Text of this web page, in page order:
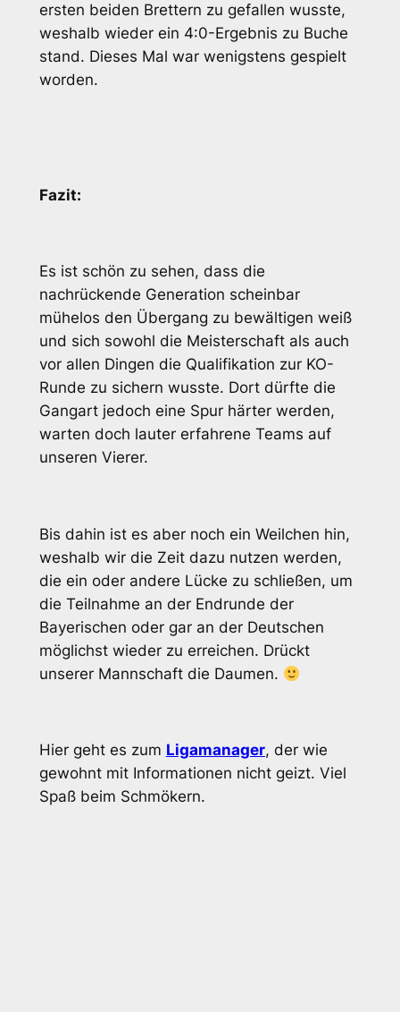
ersten beiden Brettern zu gefallen wusste,
weshalb wieder ein 4:0-Ergebnis zu Buche
stand. Dieses Mal war wenigstens gespielt
worden.
Fazit:
Es ist schön zu sehen, dass die
nachrückende Generation scheinbar
mühelos den Übergang zu bewältigen weiß
und sich sowohl die Meisterschaft als auch
vor allen Dingen die Qualifikation zur KO-
Runde zu sichern wusste. Dort dürfte die
Gangart jedoch eine Spur härter werden,
warten doch lauter erfahrene Teams auf
unseren Vierer.
Bis dahin ist es aber noch ein Weilchen hin,
weshalb wir die Zeit dazu nutzen werden,
die ein oder andere Lücke zu schließen, um
die Teilnahme an der Endrunde der
Bayerischen oder gar an der Deutschen
möglichst wieder zu erreichen. Drückt
unserer Mannschaft die Daumen.
Hier geht es zum Ligamanager, der wie
gewohnt mit Informationen nicht geizt. Viel
Spaß beim Schmökern.